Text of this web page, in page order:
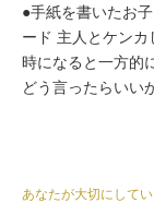
●手紙を書いたお
ード 主人とケン
時になると一方的
どう言ったらいい
あなたが大切にして